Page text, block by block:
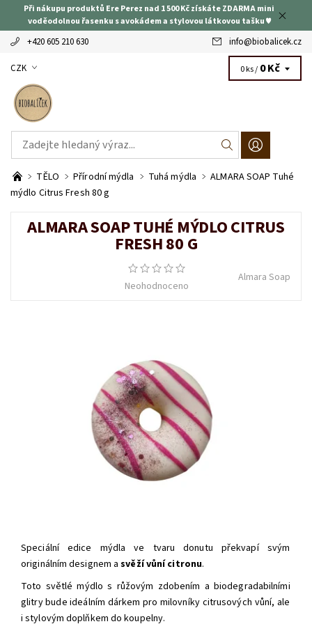
Při nákupu produktů Ere Perez nad 1 500 Kč získáte ZDARMA mini
voděodolnou řasenku s avokádem a stylovou látkovou tašku ♥
+420 605 210 630 info@biobalicek.cz
CZK 0 ks / 0 Kč
TĚLO Přírodní mýdla Tuhá mýdla
ALMARA SOAP Tuhé
mýdlo Citrus Fresh 80 g
ALMARA SOAP TUHÉ MÝDLO CITRUS
FRESH 80 G
Neohodnoceno
Almara Soap
Speciální edice mýdla ve tvaru donutu překvapí svým
originálním designem asvěží vůní citronu.
Toto světlé mýdlo s růžovým zdobením a biodegradabilními
glitry bude ideálním dárkem pro milovníky citrusových vůní, ale
istylovým doplňkem do koupelny.